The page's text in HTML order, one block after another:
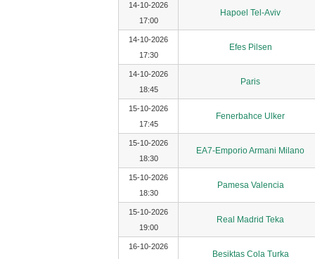
14-10-2026
17:00
Hapoel Tel-Aviv
14-10-2026
17:30
Efes Pilsen
14-10-2026
18:45
Paris
15-10-2026
17:45
Fenerbahce Ulker
15-10-2026
18:30
EA7-Emporio Armani Milano
15-10-2026
18:30
Pamesa Valencia
15-10-2026
19:00
Real Madrid Teka
16-10-2026
Besiktas Cola Turka